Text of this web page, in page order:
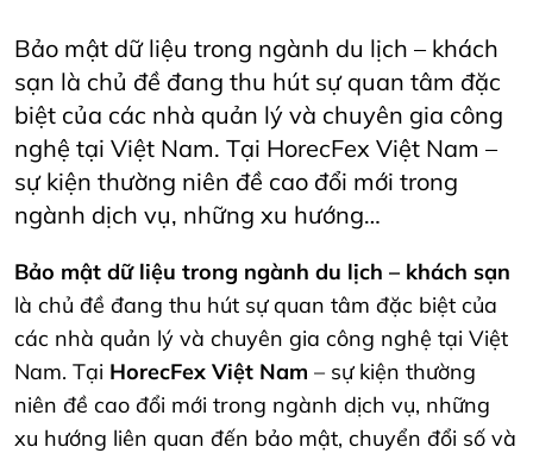
Bảo mật dữ liệu trong ngành du lịch – khách
sạn là chủ đề đang thu hút sự quan tâm đặc
biệt của các nhà quản lý và chuyên gia công
nghệ tại Việt Nam. Tại HorecFex Việt Nam –
sự kiện thường niên đề cao đổi mới trong
ngành dịch vụ, những xu hướng…
Bảo mật dữ liệu trong ngành du lịch – khách sạn
là chủ đề đang thu hút sự quan tâm đặc biệt của
các nhà quản lý và chuyên gia công nghệ tại Việt
Nam. Tại HorecFex Việt Nam – sự kiện thường
niên đề cao đổi mới trong ngành dịch vụ, những
xu hướng liên quan đến bảo mật, chuyển đổi số và